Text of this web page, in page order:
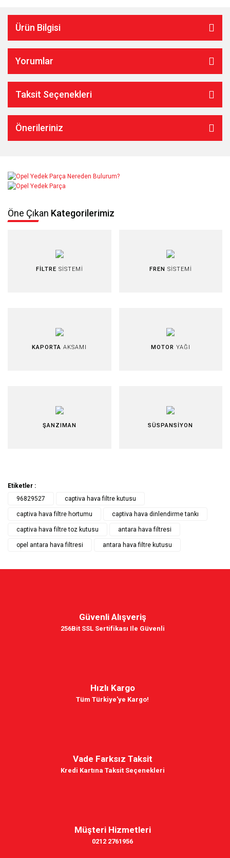
Ürün Bilgisi
Yorumlar
Taksit Seçenekleri
Önerileriniz
Öne Çıkan Kategorilerimiz
FİLTRE SİSTEMİ FREN SİSTEMİ
KAPORTA AKSAMI MOTOR YAĞI
ŞANZIMAN SÜSPANSİYON
Etiketler :
96829527
captiva hava filtre kutusu
captiva hava filtre hortumu captiva hava dinlendirme tankı
captiva hava filtre toz kutusu antara hava filtresi
opel antara hava filtresi antara hava filtre kutusu
Güvenli Alışveriş
256Bit SSL Sertifikası Ile Güvenli
Hızlı Kargo
Tüm Türkiye'ye Kargo!
Vade Farksız Taksit
Kredi Kartına Taksit Seçenekleri
Müşteri Hizmetleri
0212 2761956